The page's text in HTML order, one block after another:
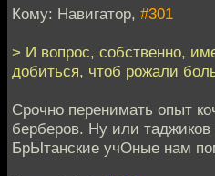
Кому: Навигатор, #301
> И вопрос, собственно,
добиться, чтоб рожали
Срочно перенимать опыт
берберов. Ну или
БрЫтанские учОные нам